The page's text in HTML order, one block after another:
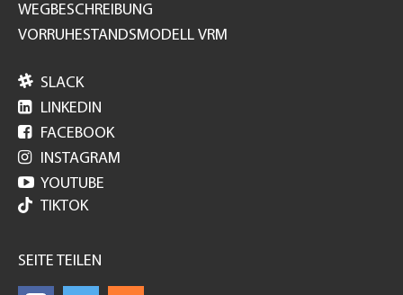
WEGBESCHREIBUNG
VORRUHESTANDSMODELL VRM
 SLACK
 LINKEDIN
 FACEBOOK
 INSTAGRAM
 YOUTUBE
TIKTOK
SEITE TEILEN